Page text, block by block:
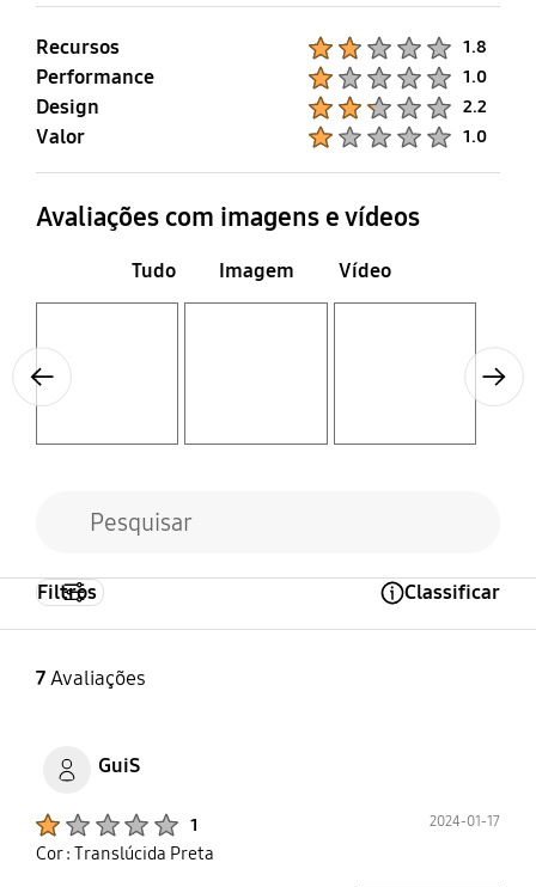
Recursos 1.8
Performance 1.0
Design 2.2
Valor 1.0
Avaliações com imagens e vídeos
Tudo Imagem Vídeo
7Avaliações
Filtros Classificar
GuiS
1 2024-01-17
Cor : Translúcida Preta